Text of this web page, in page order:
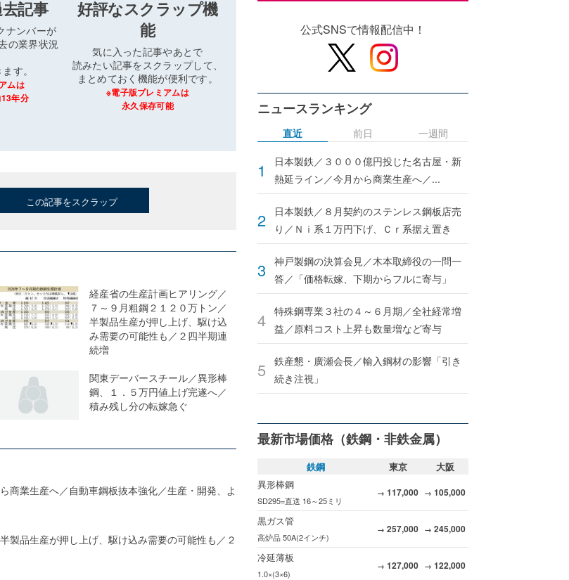
記事
ナンバーが
の業界状況
す。
ムは
年分
好評なスクラップ機
能
気に入った記事やあとで
読みたい記事をスクラップして、
まとめておく機能が便利です。
※電子版プレミアムは
永久保存可能
この記事をスクラップ
経産省の生産計画ヒアリング／
７～９月粗鋼２１２０万トン／
半製品生産が押し上げ、駆け込
み需要の可能性も／２四半期連
続増
関東デーバースチール／異形棒
鋼、１．５万円値上げ完遂へ／
積み残し分の転嫁急ぐ
商業生産へ／自動車鋼板抜本強化／生産・開発、よ
製品生産が押し上げ、駆け込み需要の可能性も／２
公式SNSで情報配信中！
ニュースランキング
直近
日本製鉄／３０００億円投じた名古屋・新
熱延ライン／今月から商業生産へ／...
日本製鉄／８月契約のステンレス鋼板店売
り／Ｎｉ系１万円下げ、Ｃｒ系据え置き
神戸製鋼の決算会見／木本取締役の一問一
答／「価格転嫁、下期からフルに寄与」
特殊鋼専業３社の４～６月期／全社経常増
益／原料コスト上昇も数量増など寄与
鉄産懇・廣瀬会長／輸入鋼材の影響「引き
続き注視」
前日 一週間
最新市場価格（鉄鋼・非鉄金属）
鉄鋼 東京
大阪
異形棒鋼
SD295=直送 16～25ミリ
→ 117,000 → 105,000
黒ガス管
高炉品 50A(2インチ)
→ 257,000 → 245,000
冷延薄板
1.0×(3×6)
→ 127,000 → 122,000